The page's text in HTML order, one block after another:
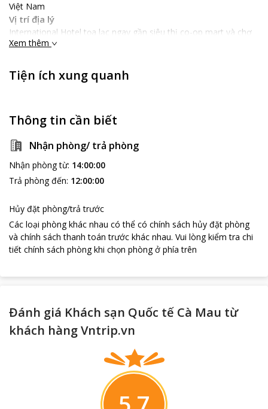
Việt Nam
Vị trí địa lý
International Hotel tọa lạc ngay gần siêu thị co-op mart và chợ
phường 6 chỉ 100 m với vài phút đi bộ nhanh chóng.
International Hotel với lối kiến trúc Tây Âu tân cổ điển vô cùng
sang trọng với tông màu trắng tinh khiết và màu vàng sang
bình bình thành phố Cà Mau hay lung linh ánh điện về đêm.
dịch vụ làm đẹp như spa, làm tóc, trang điểm, tắm bể sục, đi xe
đạp miễn phí dạo quanh thành phố và thưởng thức các món ăn
hấp dẫn tại nhà hàng sang trọng. Chỗ đậu xe riêng miễn phí mà
không cần đặt chỗ trước cùng nhiều dịch vụ hấp dẫn khác .
Xem thêm
Tiện ích xung quanh
Thông tin cần biết
Nhận phòng/ trả phòng
Nhận phòng từ: 14:00:00
Trả phòng đến: 12:00:00
Hủy đặt phòng/trả trước
Các loại phòng khác nhau có thể có chính sách hủy đặt phòng
và chính sách thanh toán trước khác nhau. Vui lòng kiểm tra chi
tiết chính sách phòng khi chọn phòng ở phía trên
Đánh giá Khách sạn Quốc tế Cà Mau từ
khách hàng Vntrip.vn